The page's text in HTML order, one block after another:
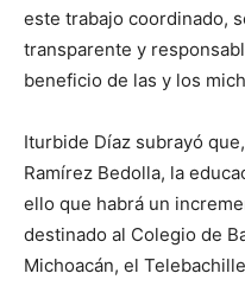
este trabajo coordinado,
transparente y
beneficio de las y los
Iturbide Díaz subrayó
Ramírez Bedolla, la
ello que habrá un
destinado al Colegio de
Michoacán, el